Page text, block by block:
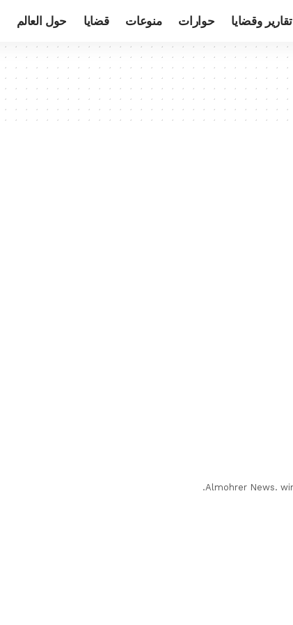
تقارير وقضايا حوارات منوعات قضايا حول العالم